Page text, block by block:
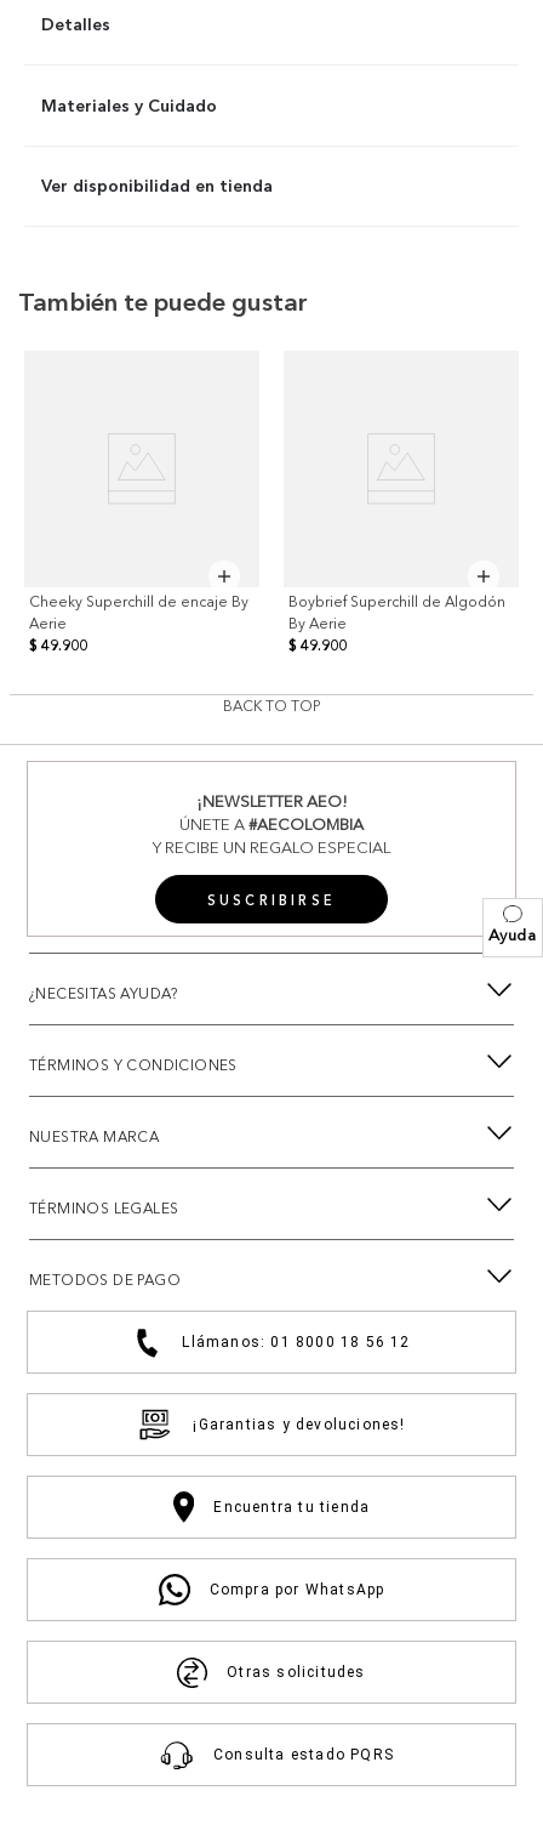
Ayuda
Detalles
Materiales y Cuidado
Ver disponibilidad en tienda
También te puede gustar
Cheeky Superchill de encaje By
Aerie
$ 49.900
Boybrief Superchill de Algodón
By Aerie
$ 49.900
BACK TO TOP
¡NEWSLETTER AEO!
ÚNETE A#AECOLOMBIA
Y RECIBE UN REGALO ESPECIAL
SUSCRIBIRSE
¿NECESITAS AYUDA?
TÉRMINOS Y CONDICIONES
NUESTRA MARCA
TÉRMINOS LEGALES
METODOS DE PAGO
Llámanos: 01 8000 18 56 12
¡Garantias y devoluciones!
Encuentra tu tienda
Compra por WhatsApp
Otras solicitudes
Consulta estado PQRS